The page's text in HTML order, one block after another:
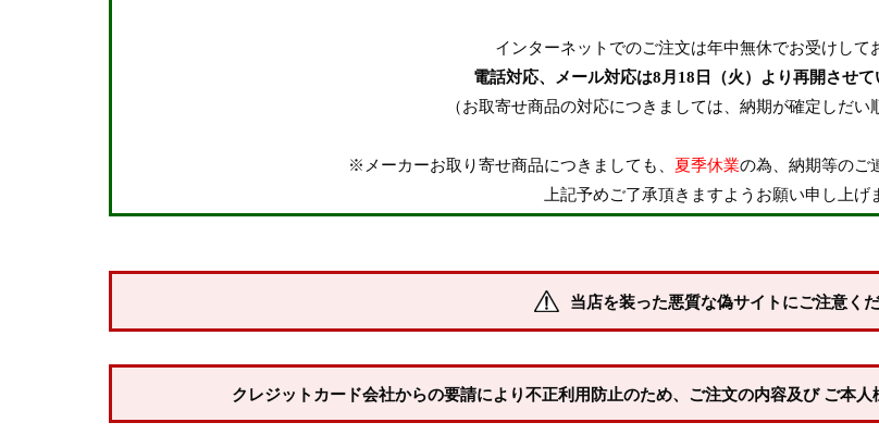
インターネットでのご注文は年中無休でお受けして
電話対応、メール対応は8月18日（火）より再開させて
（お取寄せ商品の対応につきましては、納期が確定しだい
※メーカーお取り寄せ商品につきましても、 夏季休業の為、納期等のご
上記予めご了承頂きますようお願い申し上げ
当店を装った悪質な偽サイトにご注意くだ
クレジットカード会社からの要請により不正利用防止のため、ご注文の内容及び ご本人
Mサイズ Lサイズ XLサイズ XXLサイズ 3Lサイズ
在庫なし商品
在庫なし商品
納期
即納商品
新着順